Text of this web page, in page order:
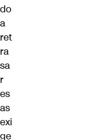
do
a
ret
ra
sa
r
es
as
exi
ge